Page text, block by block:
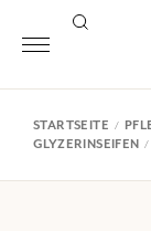
STARTSEITE
GLYZERINSEIFEN